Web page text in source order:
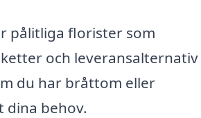
pålitliga florister som
och leveransalternativ
du har bråttom eller
dina behov.